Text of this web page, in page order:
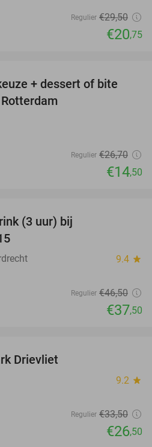
Regulier €29,50
€20,75
46%
+ dessert of bite
Regulier €26,70
€14,50
(3 uur) bij
9.4 star
Regulier €46,50
€37,50
Drievliet
9.2 star
Regulier €33,50
€26,50